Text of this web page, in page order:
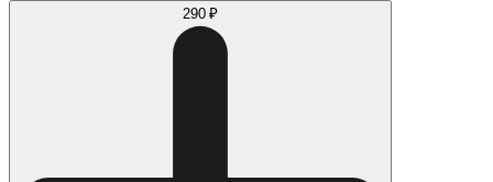
290 ₽